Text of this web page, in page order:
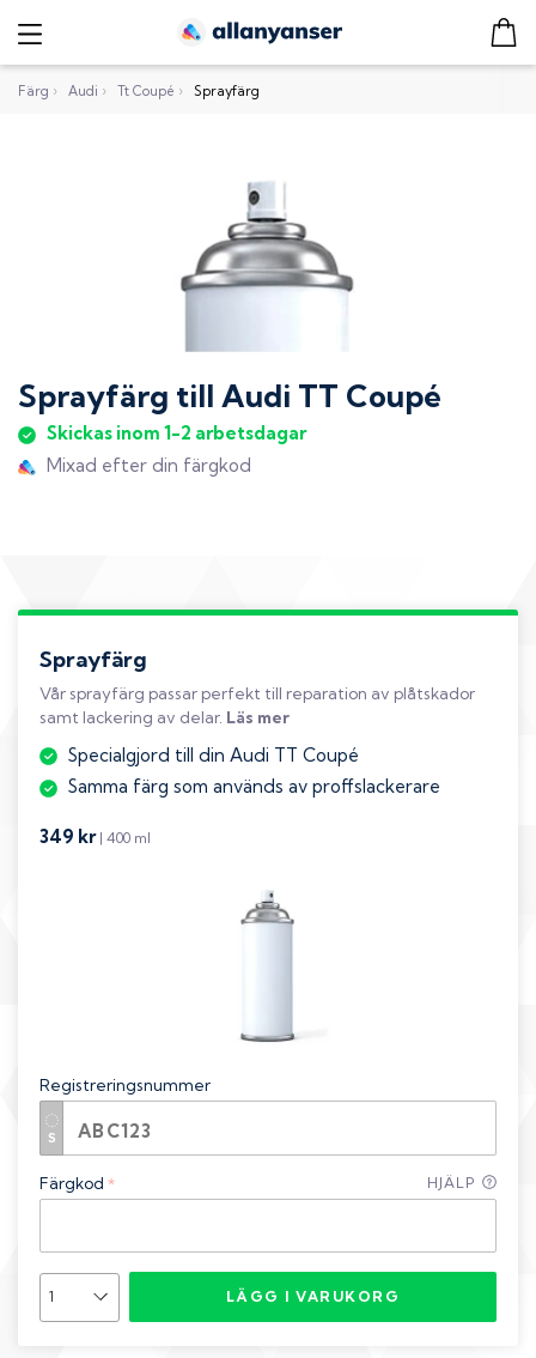
Färg › Audi › Tt Coupé › Sprayfärg
Sprayfärg till Audi TT Coupé
Skickas inom 1-2 arbetsdagar
Mixad efter din färgkod
Sprayfärg
Vår sprayfärg passar perfekt till reparation av plåtskador
samt lackering av delar. Läs mer
Specialgjord till din Audi TT Coupé
Samma färg som används av proffslackerare
349 kr| 400 ml
Registreringsnummer
Färgkod * HJÄLP
LÄGG I VARUKORG